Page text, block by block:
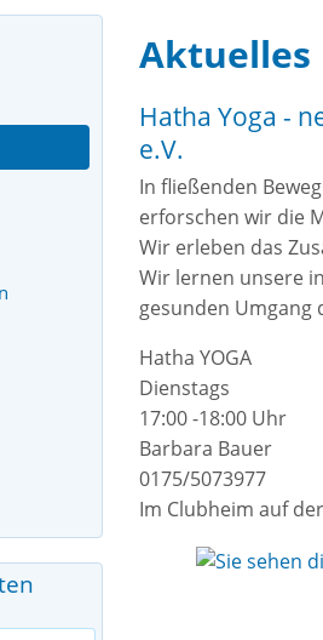
Aktuelles
Hatha Yoga -
e.V.
In fließenden
erforschen wir die
Wir erleben das
Wir lernen unsere
gesunden Umgang
Hatha YOGA
Dienstags
17:00 -18:00 Uhr
Barbara Bauer
0175/5073977
Im Clubheim auf